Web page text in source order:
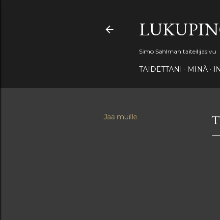
Simo Sahlman taiteilijasivu
TAIDETTANI MINÄ
Jaa muille